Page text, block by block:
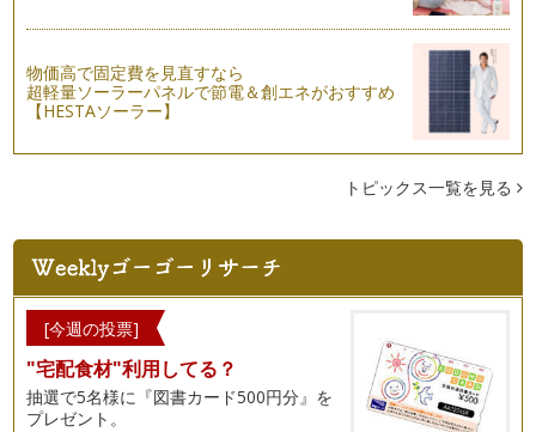
物価高で固定費を見直すなら
超軽量ソーラーパネルで節電＆創エネがおすすめ
【HESTAソーラー】
トピックス一覧を見る
[今週の投票]
"宅配食材"利用してる？
抽選で5名様に『図書カード500円分』を
プレゼント。